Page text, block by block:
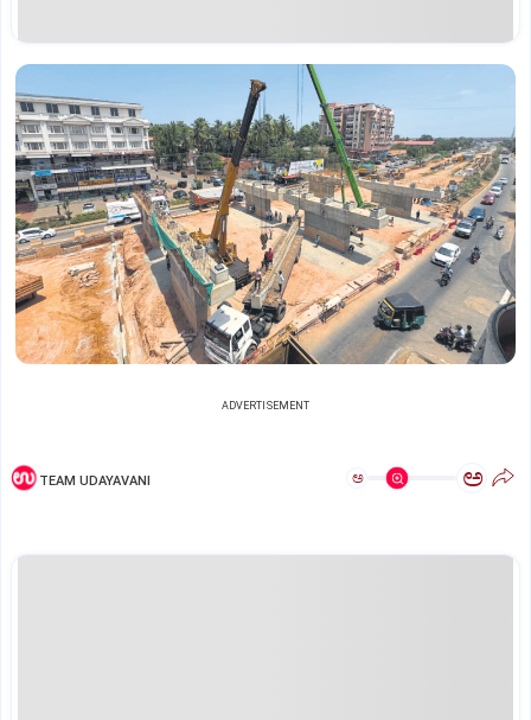
ADVERTISEMENT
TEAM UDAYAVANI ಅ ಅ